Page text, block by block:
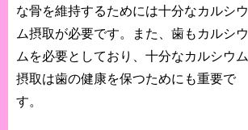
な骨を維持するためには十分なカルシウ
ム摂取が必要です。また、歯もカルシウ
ムを必要としており、十分なカルシウム
摂取は歯の健康を保つためにも重要で
す。